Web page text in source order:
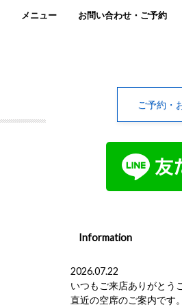
メニュー お問い合わせ・ご予約
ご予約・
Information
2026.07.22
いつもご来店ありがとう
直近の空席のご案内です。